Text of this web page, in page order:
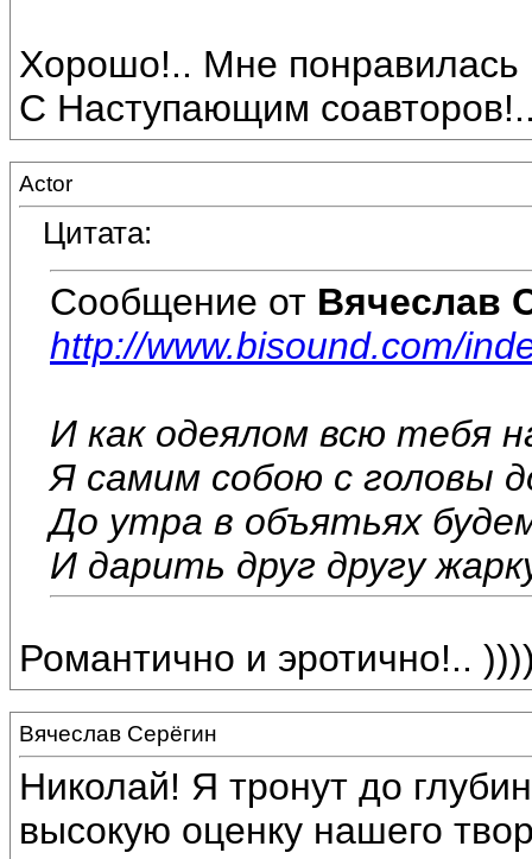
Хорошо!.. Мне понравилась
С Наступающим
Actor
Цитата:
Сообщение от Вячеслав
http://www.bisound.com/
И как одеялом всю тебя
Я самим собою с головы
До утра в объятьях
И дарить друг другу
Романтично и эротично!..
Вячеслав Серёгин
Николай! Я тронут до
высокую оценку нашего